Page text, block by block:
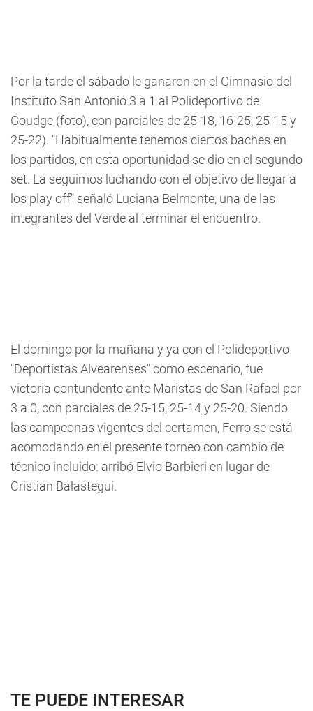
Por la tarde el sábado le ganaron en el Gimnasio del
Instituto San Antonio 3 a 1 al Polideportivo de
Goudge (foto), con parciales de 25-18, 16-25, 25-15 y
25-22). "Habitualmente tenemos ciertos baches en
los partidos, en esta oportunidad se dio en el segundo
set. La seguimos luchando con el objetivo de llegar a
los play off" señaló Luciana Belmonte, una de las
integrantes del Verde al terminar el encuentro.
El domingo por la mañana y ya con el Polideportivo
"Deportistas Alvearenses" como escenario, fue
victoria contundente ante Maristas de San Rafael por
3 a 0, con parciales de 25-15, 25-14 y 25-20. Siendo
las campeonas vigentes del certamen, Ferro se está
acomodando en el presente torneo con cambio de
técnico incluido: arribó Elvio Barbieri en lugar de
Cristian Balastegui.
TE PUEDE INTERESAR